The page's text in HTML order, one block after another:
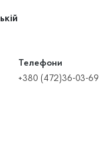
Телефони
+380 (472)36-03-69